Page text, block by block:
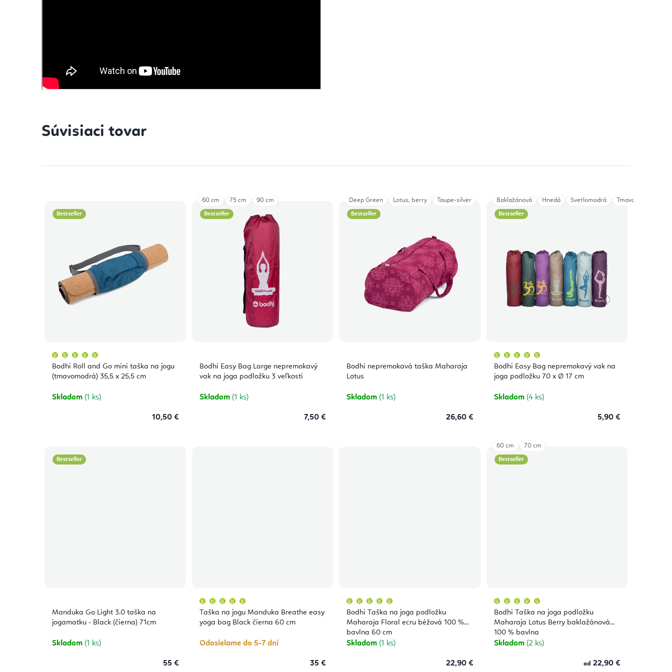
Súvisiaci tovar
Bestseller
Bodhi Roll and Go mini taška na jogu
(tmavomodrá) 35,5 x 25,5 cm
produktu
je
5,0
hviezdičiek.
Skladom (1 ks)
10,50 €
Bestseller
Bodhi Easy Bag Large nepremokavý
vak na joga podložku 3 veľkosti
Skladom (1 ks)
7,50 €
60 cm 75 cm 90 cm
Bestseller
Bodhi nepremokavá taška Maharaja
Lotus
Skladom (1 ks)
26,60 €
Deep Green Lotus, berry Taupe-silver
Bestseller
Bodhi Easy Bag nepremokavý vak na
joga podložku 70 x Ø 17 cm
produktu
je
5,0
hviezdičiek.
Skladom (4 ks)
5,90 €
Baklažánová Hnedá Svetlomodrá Tmavomodrá
Bestseller
Manduka Go Light 3.0 taška na
jogamatku - Black (čierna) 71cm
Skladom (1 ks)
55 €
Taška na jogu Manduka Breathe easy
yoga bag Black čierna 60 cm
produktu
je
5,0
hviezdičiek.
Odosielame do 5-7 dní
35 €
Bodhi Taška na joga podložku
Maharaja Floral ecru béžová 100 %
bavlna 60 cm
produktu
je
5,0
hviezdičiek.
Skladom (1 ks)
22,90 €
Bestseller
Bodhi Taška na joga podložku
Maharaja Lotus Berry baklažánová
100 % bavlna
produktu
je
5,0
hviezdičiek.
Skladom (2 ks)
od 22,90 €
60 cm 70 cm